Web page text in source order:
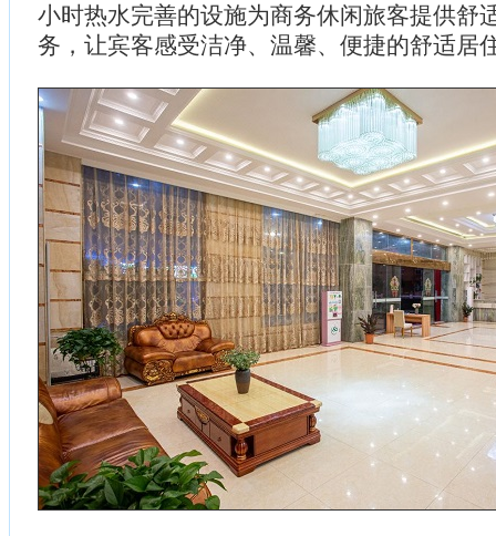
小时热水完善的设施为商务休闲旅客提供舒
务，让宾客感受洁净、温馨、便捷的舒适居